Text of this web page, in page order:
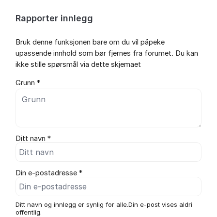
Rapporter innlegg
Bruk denne funksjonen bare om du vil påpeke
upassende innhold som bør fjernes fra forumet. Du kan
ikke stille spørsmål via dette skjemaet
Grunn *
Ditt navn *
Din e-postadresse *
Ditt navn og innlegg er synlig for alle.Din e-post vises aldri
offentlig.